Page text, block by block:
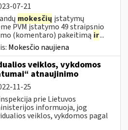
07-21
mokesčių įstatymų
PVM įstatymo 49 straipsnio
(komentaro) pakeitimą ir...
Mokesčio naujiena
veiklos, vykdomos
atnaujinimo
11-25
prie Lietuvos
informuoja, jog
veiklos, vykdomos pagal